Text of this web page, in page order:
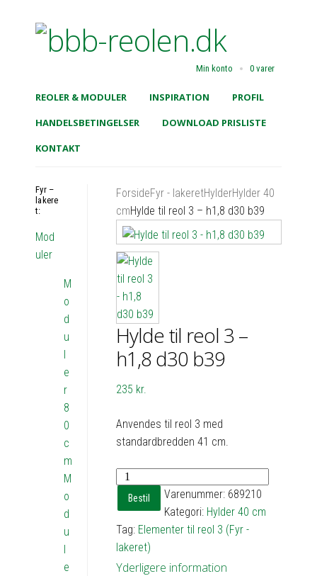
Min konto 0 varer
REOLER & MODULER INSPIRATION
PROFIL
HANDELSBETINGELSER
DOWNLOAD PRISLISTE
KONTAKT
ForsideFyr - lakeretHylderHylder 40
cmHylde til reol 3 – h1,8 d30 b39
Hylde til reol 3 –
h1,8 d30 b39
235 kr.
Anvendes til reol 3 med
standardbredden 41 cm.
Hylde
reol
3
-
h1,8
Bestil Varenummer: 689210
Kategori: Hylder 40 cm
Tag: Elementer til reol 3 (Fyr -
lakeret)
Yderligere information
Fyr –
lakere
t:
Mod
uler
M
o
d
u
l
e
r
8
0
c
m
M
o
d
u
l
e